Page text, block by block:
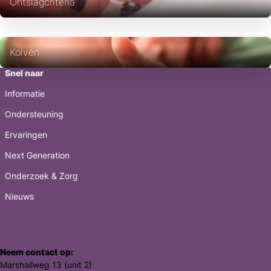
Kolven
Snel naar
Informatie
Ondersteuning
Ervaringen
Next Generation
Onderzoek & Zorg
Nieuws
Neem contact op:
Marshallweg 13 (unit 2)